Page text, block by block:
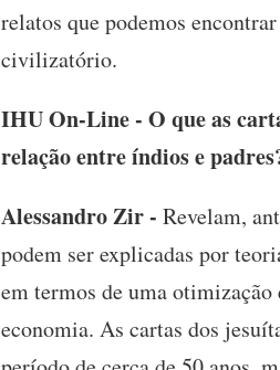
relatos que podemos
civilizatório.
IHU On-Line - O que as
relação entre índios e
Alessandro Zir - Revelam,
podem ser explicadas por
em termos de uma
economia. As cartas dos